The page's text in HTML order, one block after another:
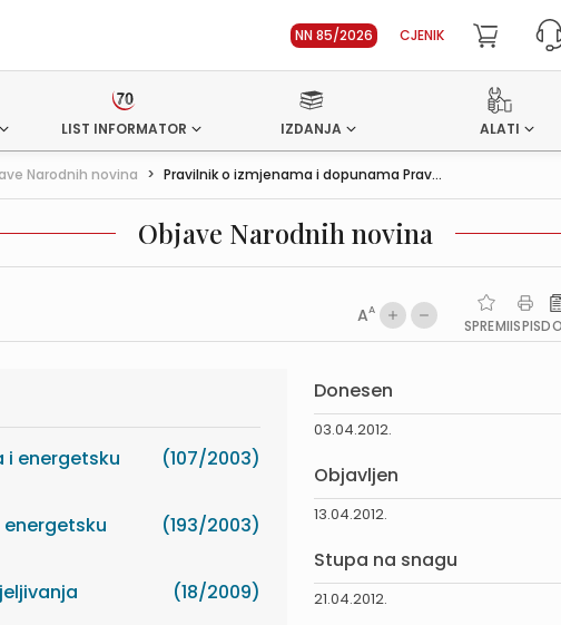
NN 85/2026 CJENIK
LIST INFORMATOR IZDANJA ALATI
Narodnih novina > Pravilnik o izmjenama i dopunama Prav...
Objave Narodnih novina
AA
SPREMIISPIS
i energetsku
(107/2003)
(193/2003)
(18/2009)
Donesen
03.04.2012.
Objavljen
13.04.2012.
Stupa na snagu
21.04.2012.